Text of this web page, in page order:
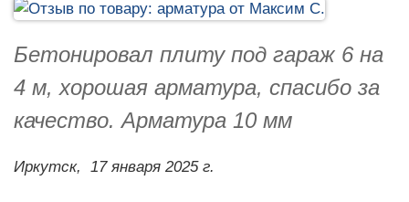
Бетонировал плиту под гараж 6 на
4 м, хорошая арматура, спасибо за
качество. Арматура 10 мм
Иркутск, 17 января 2025 г.